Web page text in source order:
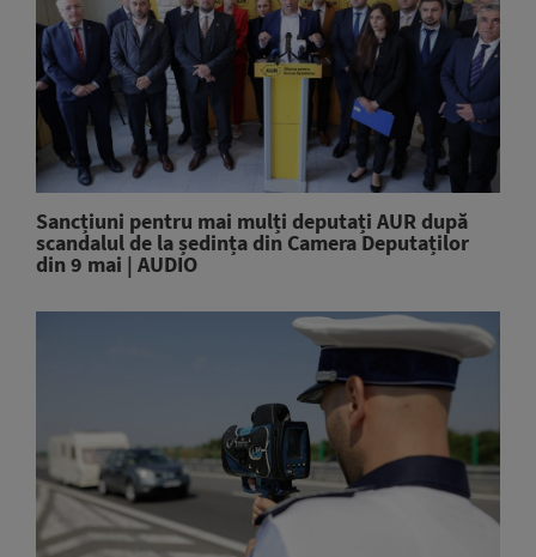
Sancțiuni pentru mai mulți deputați AUR după
scandalul de la ședința din Camera Deputaților
din 9 mai | AUDIO